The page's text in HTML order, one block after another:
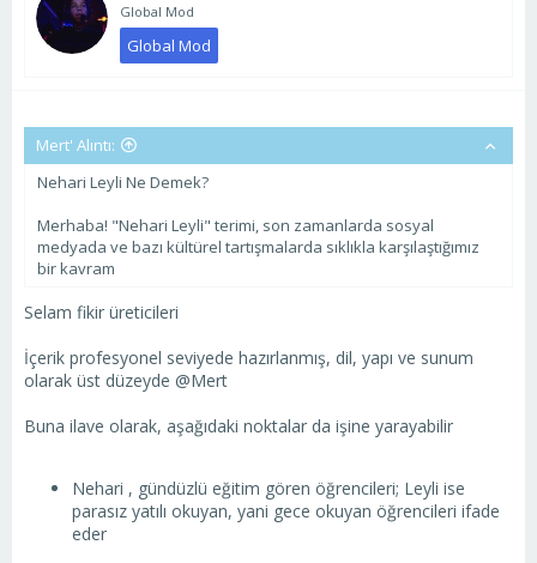
Global Mod
Global Mod
Mert' Alıntı:
Nehari Leyli Ne Demek?
Merhaba! "Nehari Leyli" terimi, son zamanlarda sosyal
medyada ve bazı kültürel tartışmalarda sıklıkla karşılaştığımız
bir kavram
Selam fikir üreticileri
İçerik profesyonel seviyede hazırlanmış, dil, yapı ve sunum
olarak üst düzeyde @Mert
Buna ilave olarak, aşağıdaki noktalar da işine yarayabilir
Nehari , gündüzlü eğitim gören öğrencileri; Leyli ise
parasız yatılı okuyan, yani gece okuyan öğrencileri ifade
eder